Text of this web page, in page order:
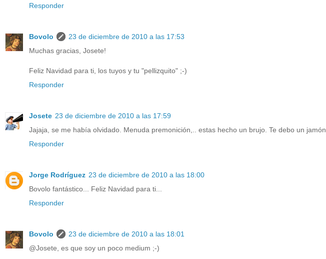
Responder
Bovolo
23 de diciembre de 2010 a las 17:53
Muchas gracias, Josete!
Feliz Navidad para ti, los tuyos y tu "pellizquito" ;-)
Responder
Josete 23 de diciembre de 2010 a las 17:59
Jajaja, se me había olvidado. Menuda premonición,.. estas hecho un brujo. Te debo un jamón.
Responder
Jorge Rodríguez 23 de diciembre de 2010 a las 18:00
Bovolo fantástico... Feliz Navidad para ti...
Responder
Bovolo
23 de diciembre de 2010 a las 18:01
@Josete, es que soy un poco medium ;-)